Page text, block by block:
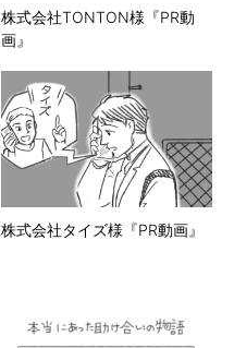
株式会社TONTON様『PR動
画』
株式会社タイズ様『PR動画』